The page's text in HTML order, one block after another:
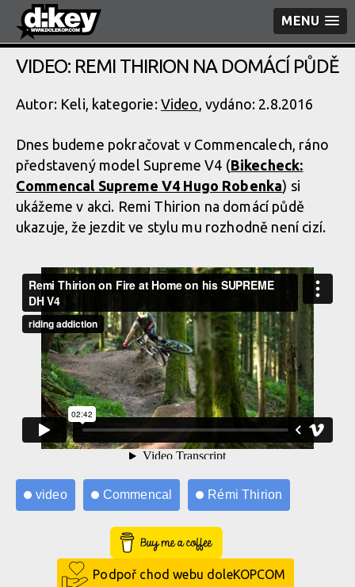
MENU
VIDEO: REMI THIRION NA DOMÁCÍ PŮDĚ
Autor: Keli, kategorie: Video, vydáno: 2.8.2016
Dnes budeme pokračovat v Commencalech, ráno
představený model Supreme V4 (Bikecheck:
Commencal Supreme V4 Hugo Robenka) si
ukážeme v akci. Remi Thirion na domácí půdě
ukazuje, že jezdit ve stylu mu rozhodně není cizí.
video Commencal Rémi Thirion
Buy Me a Coffee
Podpoř chod webu doleKOPCOM